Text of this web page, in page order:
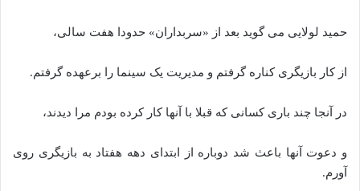
حمید لولایی می گوید بعد از «سربداران» حدودا هفت سالی،
از کار بازیگری کناره گرفتم و مدیریت یک سینما را برعهده گرفتم.
در آنجا چند باری کسانی که قبلا با آنها کار کرده بودم مرا دیدند،
و دعوت آنها باعث شد دوباره از ابتدای دهه هفتاد به بازیگری روی
آورم.